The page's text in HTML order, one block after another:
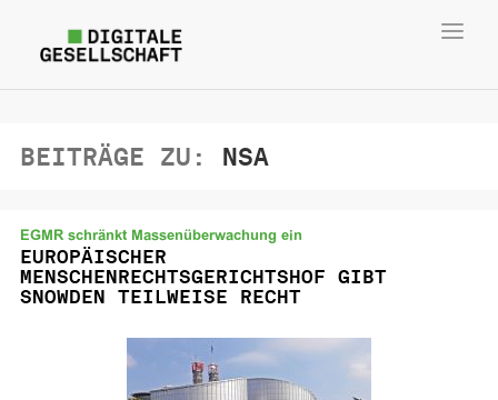
BEITRÄGE ZU: NSA
EGMR schränkt Massenüberwachung ein
EUROPÄISCHER
MENSCHENRECHTSGERICHTSHOF GIBT
SNOWDEN TEILWEISE RECHT